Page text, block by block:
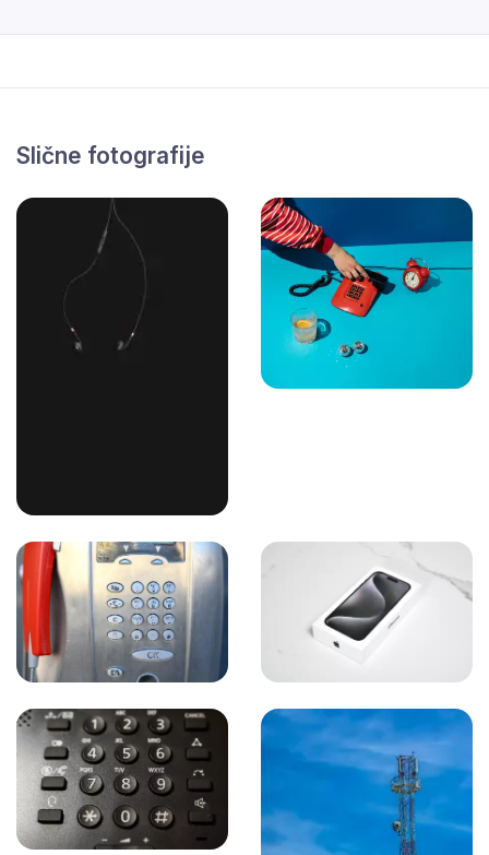
Slične fotografije